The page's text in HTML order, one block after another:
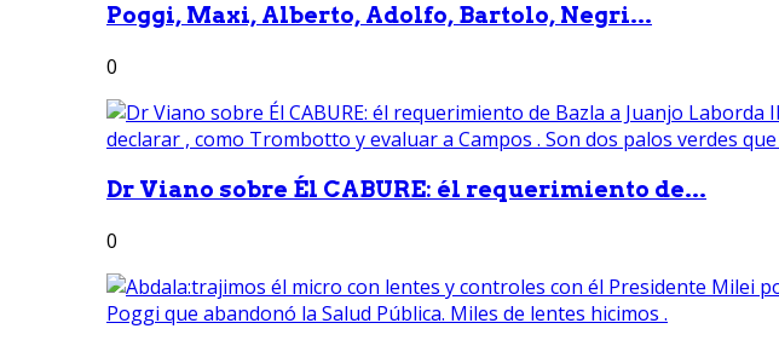
Poggi, Maxi, Alberto, Adolfo, Bartolo, Negri...
0
Dr Viano sobre Él CABURE: él requerimiento de...
0